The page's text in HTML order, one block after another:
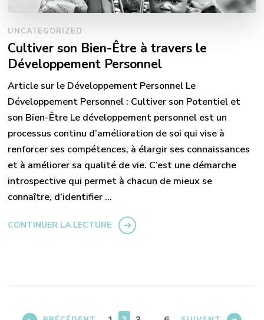
UNCATEGORIZED
Cultiver son Bien-Être à travers le
Développement Personnel
Article sur le Développement Personnel Le
Développement Personnel : Cultiver son Potentiel et
son Bien-Être Le développement personnel est un
processus continu d’amélioration de soi qui vise à
renforcer ses compétences, à élargir ses connaissances
et à améliorer sa qualité de vie. C’est une démarche
introspective qui permet à chacun de mieux se
connaître, d’identifier …
CONTINUER LA LECTURE